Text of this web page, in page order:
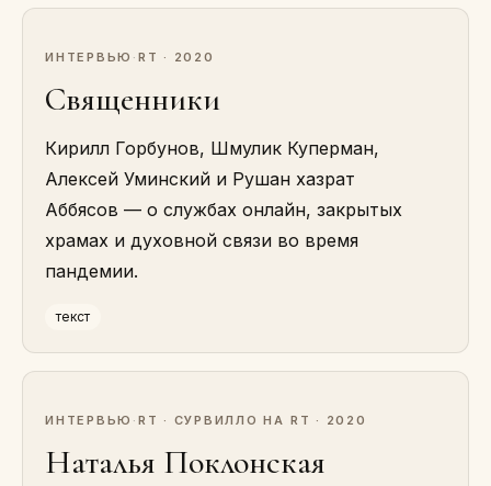
ИНТЕРВЬЮ · RT · 2020
Священники
Кирилл Горбунов, Шмулик Куперман,
Алексей Уминский и Рушан хазрат
Аббясов — о службах онлайн, закрытых
храмах и духовной связи во время
пандемии.
текст
ИНТЕРВЬЮ · RT · СУРВИЛЛО НА RT · 2020
Наталья Поклонская